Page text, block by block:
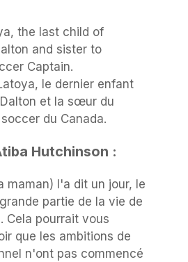
le dernier enfant
et la sœur du
du Canada.
Hutchinson :
maman) l'a dit un jour, le
partie de la vie de
Cela pourrait vous
que les ambitions de
n'ont pas commencé